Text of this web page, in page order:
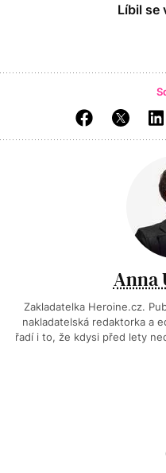
Líbil se
Anna
Zakladatelka Heroine.cz.
nakladatelská redaktorka a
řadí i to, že kdysi před lety